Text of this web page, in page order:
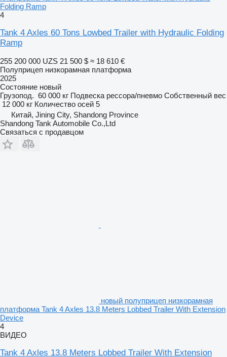
Folding Ramp
4
Tank 4 Axles 60 Tons Lowbed Trailer with Hydraulic Folding
Ramp
255 200 000 UZS 21 500 $ ≈ 18 610 €
Полуприцеп низкорамная платформа
2025
Состояние новый
Грузопод. 60 000 кг Подвеска рессора/пневмо Собственный вес
12 000 кг Количество осей 5
Китай, Jining City, Shandong Province
Shandong Tank Automobile Co.,Ltd
Связаться с продавцом
новый полуприцеп низкорамная
платформа Tank 4 Axles 13.8 Meters Lobbed Trailer With Extension
Device
4
ВИДЕО
Tank 4 Axles 13.8 Meters Lobbed Trailer With Extension